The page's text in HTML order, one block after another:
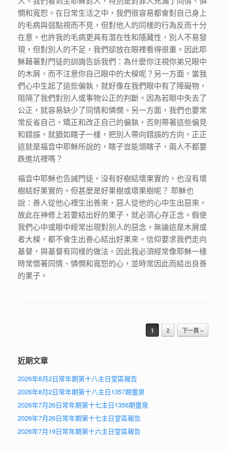
憫和寬恕。在日常生活之中，我們很容易都會對自己身上
的毛病與弱點視而不見，但對他人的同樣的行為反而十分
在意。也許我的毛病更具有潛在性和隱藏性，別人不易發
現，但對別人的不足，我們卻放在眼裡看得很重。因此耶
穌藉著對門徒的訓誨告訴我們：為什麼你注視你弟兄眼中
的木屑，而不注意你自己眼中的大樑呢？另一方面，當我
們心中生起了這些偏執，就好像在我們眼中有了障礙物，
阻隔了我們對別人或事物公正的判斷。因為若眼中失去了
公正，就容易缺少了同情和憐憫。另一方面，我們也要常
常反省自己，矯正和改正自己的偏執，否則帶著這些偏見
和錯誤，就猶如瞎子一樣，把別人帶向錯誤的方向，正正
這就是福音中耶穌所說的，瞎子豈能領瞎子，兩人不都要
跌進坑裡嗎？
福音中耶穌也告誡門徒，沒有好樹結壞果實的，也沒有壞
樹結好果實的。但甚麼是好果樹或壞果樹呢？ 耶穌也
說：善人從他心裡生出善來，惡人從他的心中生出惡來。
故此在神修上若要結出好的果子，就必須心存正念。假使
我們心中或眼中經常出現對別人的惡念，無論這是木屑或
者大樑，都不會生出善心結出好果來。信仰要求我們走向
基督，與基督有同樣的做法。因此我必須經常像耶穌一樣
時常懷著同情、憐憫和寬恕的心，並時常因此而結出良善
的果子。
1 2 下一頁 »
近期文章
2026年8月2日常年期第十八主日堂區報告
2026年8月2日常年期第十八主日1357期靈泉
2026年7月26日常年期第十七主日1356期靈泉
2026年7月26日常年期第十七主日堂區報告
2026年7月19日常年期第十六主日堂區報告